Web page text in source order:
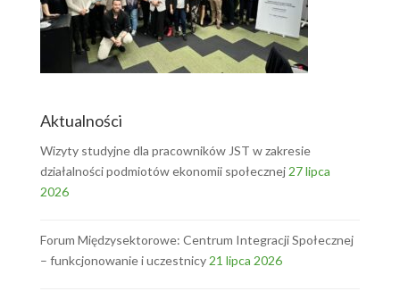
Aktualności
Wizyty studyjne dla pracowników JST w zakresie
działalności podmiotów ekonomii społecznej 27 lipca
2026
Forum Międzysektorowe: Centrum Integracji Społecznej
– funkcjonowanie i uczestnicy 21 lipca 2026